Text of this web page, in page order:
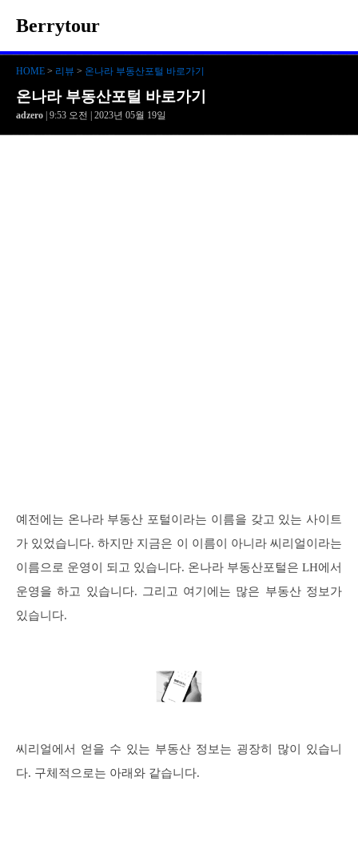
Berrytour
HOME > 리뷰 > 온나라 부동산포털 바로가기
온나라 부동산포털 바로가기
adzero | 9:53 오전 | 2023년 05월 19일
예전에는 온나라 부동산 포털이라는 이름을 갖고 있는 사이트
가 있었습니다. 하지만 지금은 이 이름이 아니라 씨리얼이라는
이름으로 운영이 되고 있습니다. 온나라 부동산포털은 LH에서
운영을 하고 있습니다. 그리고 여기에는 많은 부동산 정보가
있습니다.
씨리얼에서 얻을 수 있는 부동산 정보는 굉장히 많이 있습니
다. 구체적으로는 아래와 같습니다.